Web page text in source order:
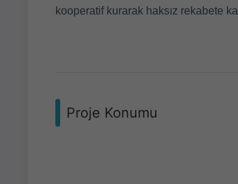
kooperatif kurarak haksız rekabete
Proje Konumu